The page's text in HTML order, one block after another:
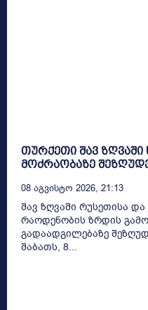
თურქეთი შავ ზღვაში
მოძრაობაზე
08 Აგვისტო 2026, 21:13
შავ ზღვაში რუსეთისა
რაოდენობის ზრდის
გადაადგილებაზე
შაბათს, 8...